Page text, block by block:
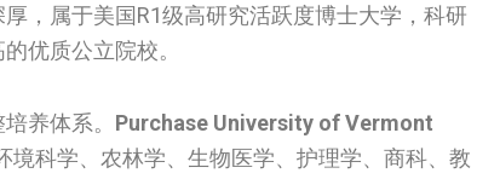
，属于美国R1级高研究活跃度博士大学，科研
优质公立院校。
养体系。 Purchase University of Vermont
科学、农林学、生物医学、护理学、商科、教